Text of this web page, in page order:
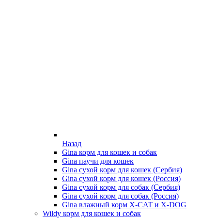
Назад
Gina корм для кошек и собак
Gina паучи для кошек
Gina сухой корм для кошек (Сербия)
Gina сухой корм для кошек (Россия)
Gina сухой корм для собак (Сербия)
Gina сухой корм для собак (Россия)
Gina влажный корм X-CAT и X-DOG
Wildy корм для кошек и собак